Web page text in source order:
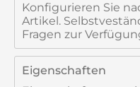
Konfigurieren Sie
Artikel.
Fragen zur
Eigenschaften